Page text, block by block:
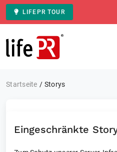
LIFEPR TOUR
Zur Startseite
Startseite Storys
Eingeschränkte